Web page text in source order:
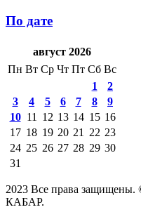
По дате
август 2026
Пн Вт Ср Чт Пт Сб Вс
1
2
3
4 5 6 7 8
9
10 11 12 13 14 15 16
17 18 19 20 21 22 23
24 25 26 27 28 29 30
31
2023 Все права
КАБАР.